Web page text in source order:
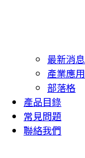
最新消息
產業應用
部落格
產品目錄
常見問題
聯絡我們